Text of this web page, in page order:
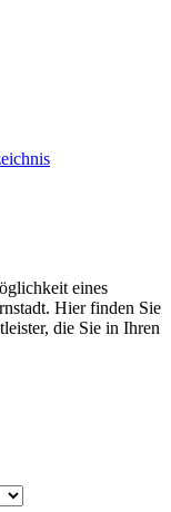
eines
Hier finden Sie
die Sie in Ihren